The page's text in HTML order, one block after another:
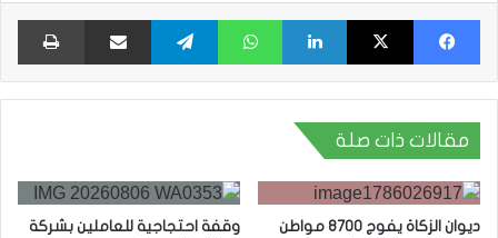
فيسبوك X لينكدإن واتساب تيلقرام مشاركة عبر البريد
مقالات ذات صلة
ديوان الزكاة يفوج 8700 مواطن
وقفة احتجاجية للعاملين بشركة